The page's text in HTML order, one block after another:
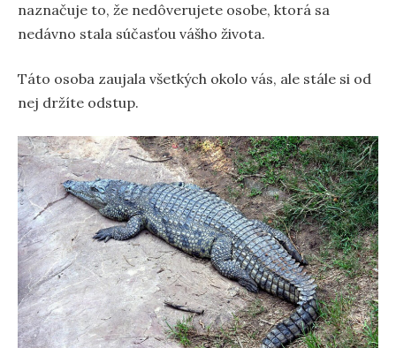
naznačuje to, že nedôverujete osobe, ktorá sa
nedávno stala súčasťou vášho života.
Táto osoba zaujala všetkých okolo vás, ale stále si od
nej držíte odstup.